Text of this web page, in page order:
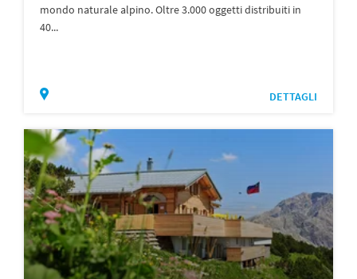
mondo naturale alpino. Oltre 3.000 oggetti distribuiti in
40...
DETTAGLI